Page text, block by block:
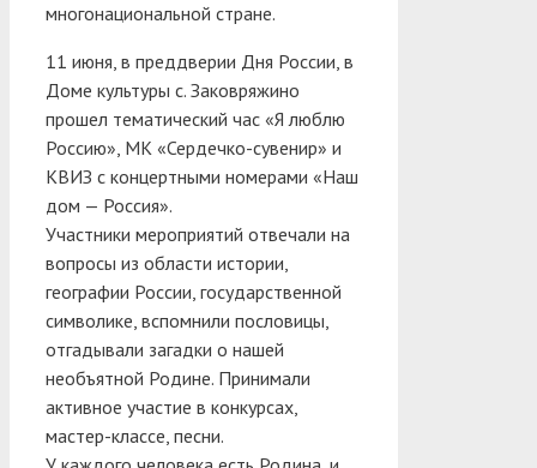
многонациональной стране.
11 июня, в преддверии Дня России, в
Доме культуры с. Заковряжино
прошел тематический час «Я люблю
Россию», МК «Сердечко-сувенир» и
КВИЗ с концертными номерами «Наш
дом — Россия».
Участники мероприятий отвечали на
вопросы из области истории,
географии России, государственной
символике, вспомнили пословицы,
отгадывали загадки о нашей
необъятной Родине. Принимали
активное участие в конкурсах,
мастер-классе, песни.